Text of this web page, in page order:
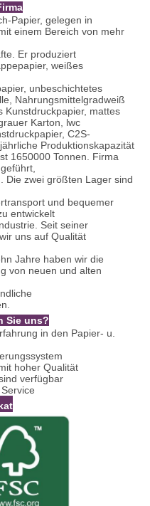
Papier, gelegen in
einem Bereich von mehr
Er produziert
weißes
unbeschichtetes
Nahrungsmittelgradweiß
Kunstdruckpapier, mattes
Karton, lwc
C2S-
Produktionskapazität
1650000 Tonnen. Firma
Die zwei größten Lager sind
und bequemer
entwickelt
Seit seiner
uns auf Qualität
Jahre haben wir die
von neuen und alten
Sie uns?
in den Papier- u.
hoher Qualität
verfügbar